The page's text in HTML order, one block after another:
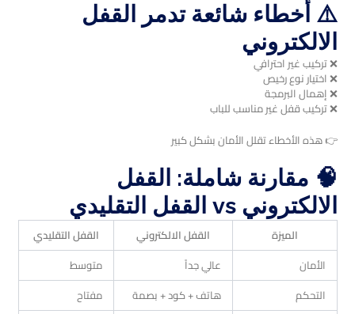
⚠️ أخطاء شائعة تدمر القفل
الالكتروني
❌ تركيب غير احترافي
❌ اختيار نوع رخيص
❌ إهمال البرمجة
❌ تركيب قفل غير مناسب للباب
👉 هذه الأخطاء تقلل الأمان بشكل كبير
🧠 مقارنة شاملة: القفل
الالكتروني vs القفل التقليدي
الميزة القفل الالكتروني
القفل التقليدي
الأمان
عالي جداً
متوسط
التحكم
هاتف + كود + بصمة
مفتاح